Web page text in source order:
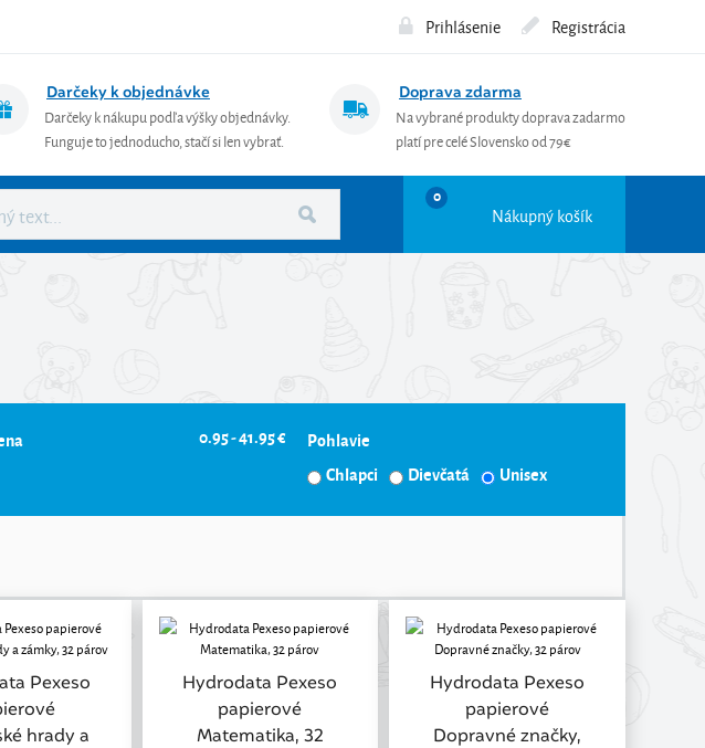
Prihlásenie Registrácia
Darčeky k objednávke
Darčeky k nákupu podľa výšky objednávky.
Funguje to jednoducho, stačí si len vybrať.
Doprava zdarma
Na vybrané produkty doprava zadarmo
platí pre celé Slovensko od 79€
0
Nákupný košík
0.95 - 41.95 €
Pohlavie
Chlapci
Dievčatá Unisex
Pexeso
hrady a
Hydrodata Pexeso
papierové
Matematika, 32
Hydrodata Pexeso
papierové
Dopravné značky,